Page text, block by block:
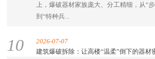
上，爆破器材家族庞大、分工精细，从“
到“特种兵...
10
2026-07-07
建筑爆破拆除：让高楼“温柔”倒下的器材